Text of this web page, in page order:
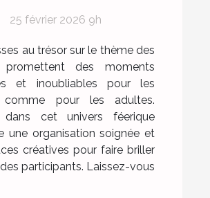
au trésor sur le
des licornes
25 février 2026 9h
au trésor sur le thème des
promettent des moments
et inoubliables pour les
comme pour les adultes.
dans cet univers féerique
une organisation soignée et
créatives pour faire briller
participants. Laissez-vous